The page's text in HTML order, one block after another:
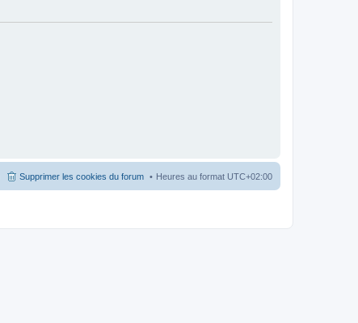
Heures au format UTC+02:00
Supprimer les cookies du forum